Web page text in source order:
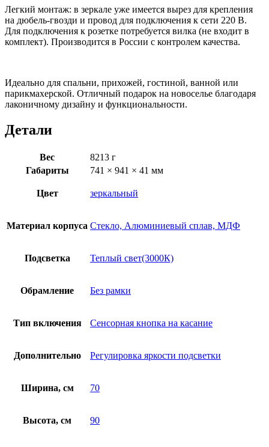
Легкий монтаж: в зеркале уже имеется вырез для крепления
на дюбель-гвозди и провод для подключения к сети 220 В.
Для подключения к розетке потребуется вилка (не входит в
комплект). Производится в России с контролем качества.
Идеально для спальни, прихожей, гостиной, ванной или
парикмахерской. Отличный подарок на новоселье благодаря
лаконичному дизайну и функциональности.
Детали
Вес
8213 г
Габариты
741 × 941 × 41 мм
Цвет зеркальный
Материал корпуса Стекло, Алюминиевый сплав, МДФ
Подсветка Теплый свет(3000К)
Обрамление Без рамки
Тип включения Сенсорная кнопка на касание
Дополнительно Регулировка яркости подсветки
Ширина, см 70
Высота, см 90